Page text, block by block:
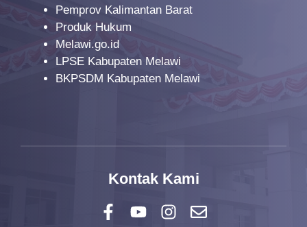
Pemprov Kalimantan Barat
Produk Hukum
Melawi.go.id
LPSE Kabupaten Melawi
BKPSDM Kabupaten Melawi
Kontak Kami